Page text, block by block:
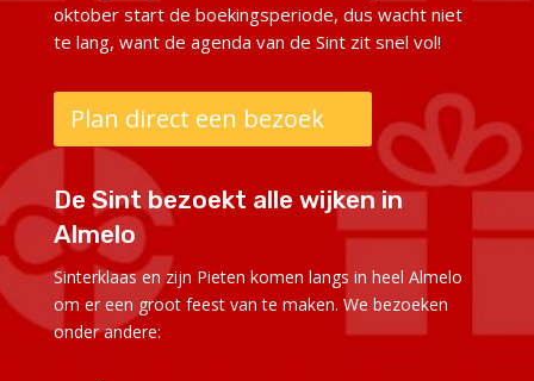
oktober start de boekingsperiode, dus wacht niet
te lang, want de agenda van de Sint zit snel vol!
Plan direct een bezoek
De Sint bezoekt alle wijken in
Almelo
Sinterklaas en zijn Pieten komen langs in heel Almelo
om er een groot feest van te maken. We bezoeken
onder andere: